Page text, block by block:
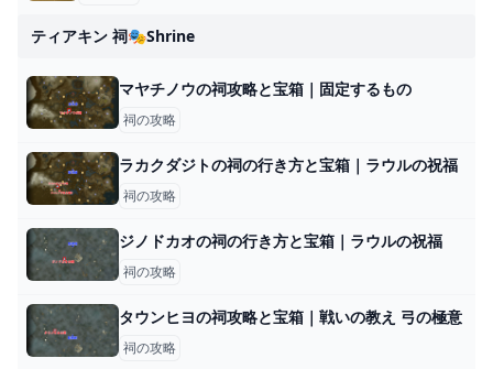
ティアキン 祠🎭shrine
マヤチノウの祠攻略と宝箱｜固定するもの
祠の攻略
ラカクダジトの祠の行き方と宝箱｜ラウルの祝福
祠の攻略
ジノドカオの祠の行き方と宝箱｜ラウルの祝福
祠の攻略
タウンヒヨの祠攻略と宝箱｜戦いの教え 弓の極意
祠の攻略